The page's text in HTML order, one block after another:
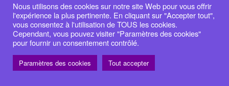
Nous utilisons des cookies sur notre site Web pour vous offrir
l'expérience la plus pertinente. En cliquant sur "Accepter tout",
vous consentez à l'utilisation de TOUS les cookies.
Cependant, vous pouvez visiter "Paramètres des cookies"
pour fournir un consentement contrôlé.
Paramètres des cookies Tout accepter